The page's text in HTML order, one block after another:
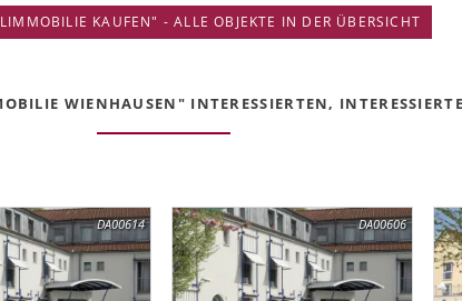
KAUFEN" - ALLE OBJEKTE IN DER ÜBERSICHT
WIENHAUSEN" INTERESSIERTEN,
DA00614 DA00606